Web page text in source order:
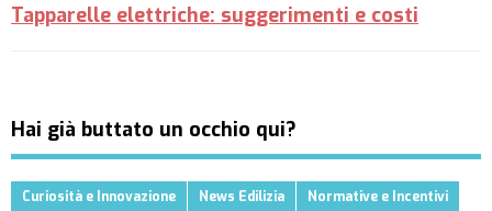
Tapparelle elettriche: suggerimenti e costi
Hai già buttato un occhio qui?
Curiosità e Innovazione News Edilizia Normative e Incentivi